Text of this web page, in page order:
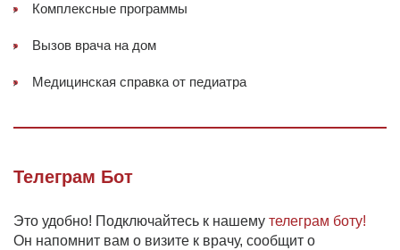
Комплексные программы
Вызов врача на дом
Медицинская справка от педиатра
Телеграм Бот
Это удобно! Подключайтесь к нашему телеграм боту!
Он напомнит вам о визите к врачу, сообщит о